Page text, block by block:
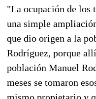
"La ocupación de los
una simple
que dio origen a la
Rodríguez, porque
población Manuel
meses se tomaron